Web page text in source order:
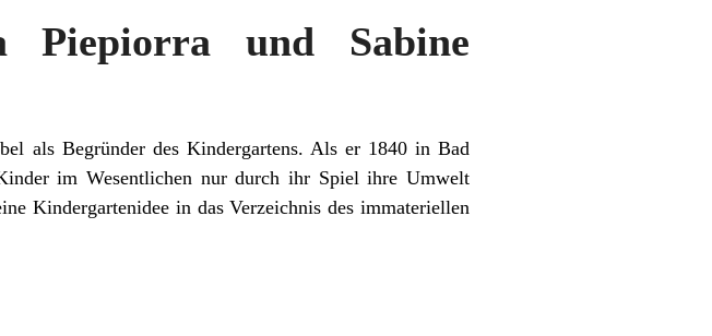
und Sabine
als Begründer des Kindergartens. Als er 1840 in Bad
im Wesentlichen nur durch ihr Spiel ihre Umwelt
Kindergartenidee in das Verzeichnis des immateriellen